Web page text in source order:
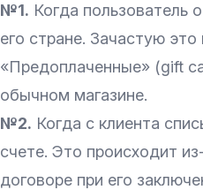
№1. Когда пользователь
его стране. Зачастую
«Предоплаченные» (gift
обычном магазине.
№2. Когда с клиента
счете. Это происходит
договоре при его